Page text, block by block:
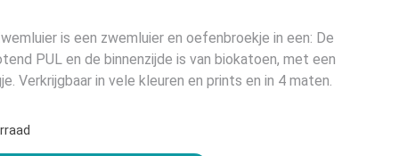
is een zwemluier en oefenbroekje in een: De
PUL en de binnenzijde is van biokatoen, met een
Verkrijgbaar in vele kleuren en prints en in 4 maten.